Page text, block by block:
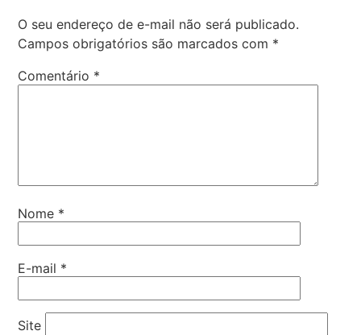
O seu endereço de e-mail não será publicado.
Campos obrigatórios são marcados com *
Comentário *
Nome *
E-mail *
Site